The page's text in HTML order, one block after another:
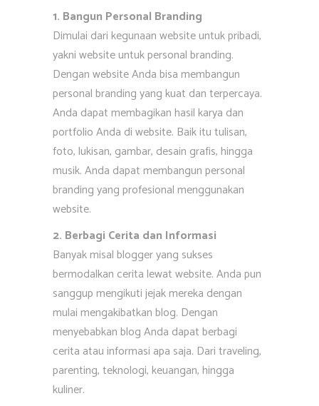
1. Bangun Personal Branding
Dimulai dari kegunaan website untuk pribadi,
yakni website untuk personal branding.
Dengan website Anda bisa membangun
personal branding yang kuat dan terpercaya.
Anda dapat membagikan hasil karya dan
portfolio Anda di website. Baik itu tulisan,
foto, lukisan, gambar, desain grafis, hingga
musik. Anda dapat membangun personal
branding yang profesional menggunakan
website.
2. Berbagi Cerita dan Informasi
Banyak misal blogger yang sukses
bermodalkan cerita lewat website. Anda pun
sanggup mengikuti jejak mereka dengan
mulai mengakibatkan blog. Dengan
menyebabkan blog Anda dapat berbagi
cerita atau informasi apa saja. Dari traveling,
parenting, teknologi, keuangan, hingga
kuliner.